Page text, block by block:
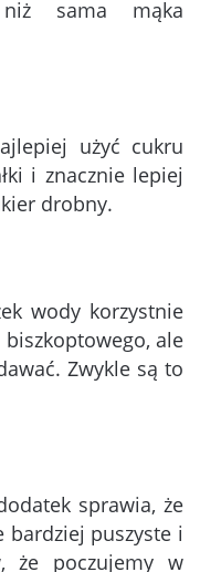
niż sama mąka
użyć cukru
i znacznie lepiej
drobny.
wody korzystnie
ale
Zwykle są to
sprawia, że
bardziej puszyste i
że poczujemy w